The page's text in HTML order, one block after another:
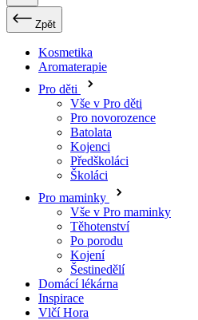
Zpět
Kosmetika
Aromaterapie
Pro děti
Vše v Pro děti
Pro novorozence
Batolata
Kojenci
Předškoláci
Školáci
Pro maminky
Vše v Pro maminky
Těhotenství
Po porodu
Kojení
Šestinedělí
Domácí lékárna
Inspirace
Vlčí Hora